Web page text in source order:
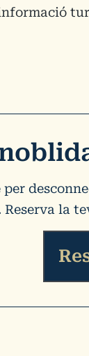
Reserva la